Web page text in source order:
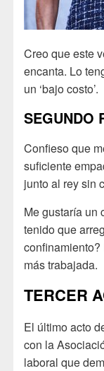
Creo que este
encanta. Lo
un ‘bajo costo’.
SEGUNDO
Confieso que
suficiente
junto al rey sin
Me gustaría un
tenido que
más trabajada.
TERCER
El último acto
con la
laboral que